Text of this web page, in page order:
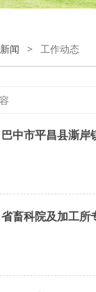
新闻 > 工作动态
巴中市平昌县澌岸
省畜科院及加工所